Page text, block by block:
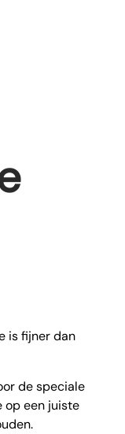
is fijner dan
de speciale
op een juiste